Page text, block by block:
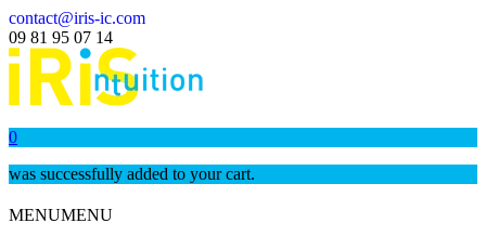
contact@iris-ic.com
09 81 95 07 14
0
was successfully added to your cart.
MENUMENU